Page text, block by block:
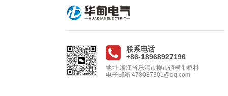
联系电话
+86-18968927196
地址:浙江省乐清市柳市镇横带桥村
电子邮箱:478087301@qq.com